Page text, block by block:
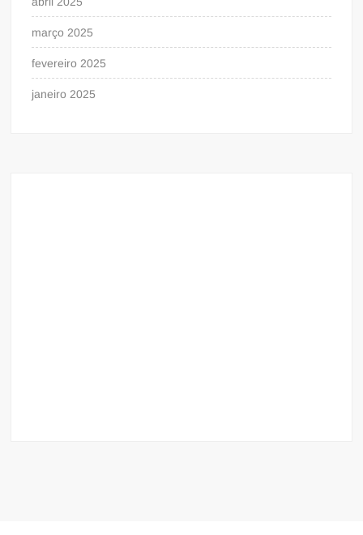
março 2025
fevereiro 2025
janeiro 2025